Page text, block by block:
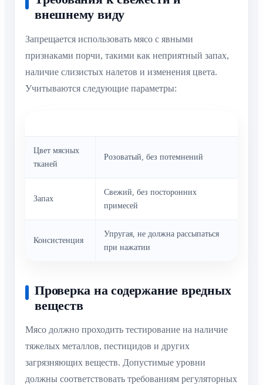
внешнему виду
Запрещается использовать мясо с явными
признаками порчи, такими как неприятный запах,
наличие слизистых налетов и изменения цвета.
Учитываются следующие параметры:
Цвет мясных
тканей
Розоватый, без потемнений
Запах
Свежий, без посторонних
примесей
Консистенция
Упругая, не должна рассыпаться
при нажатии
Проверка на содержание вредных
веществ
Мясо должно проходить тестирование на наличие
тяжелых металлов, пестицидов и других
загрязняющих веществ. Допустимые уровни
должны соответствовать требованиям регуляторных